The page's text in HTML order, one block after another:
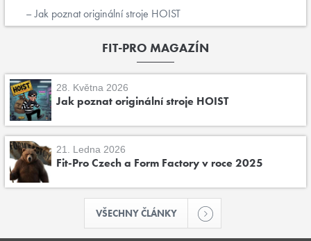
Jak poznat originální stroje HOIST
FIT-PRO MAGAZÍN
28. Května 2026
Jak poznat originální stroje HOIST
21. Ledna 2026
Fit-Pro Czech a Form Factory v roce 2025
VŠECHNY ČLÁNKY